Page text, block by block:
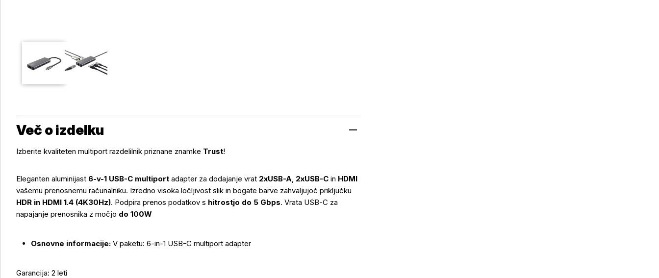
Več o izdelku
Več o izdelku
Izberite kvaliteten multiport razdelilnik priznane znamke Trust!
Eleganten aluminijast 6-v-1 USB-C multiport adapter za dodajanje vrat 2xUSB-A, 2xUSB-C in HDMI
vašemu prenosnemu računalniku. Izredno visoka ločljivost slik in bogate barve zahvaljujoč priključku
HDR in HDMI 1.4 (4K30Hz). Podpira prenos podatkov s hitrostjo do 5 Gbps. Vrata USB-C za
napajanje prenosnika z močjo do 100W
Osnovne informacije: V paketu: 6-in-1 USB-C multiport adapter
Garancija: 2 leti